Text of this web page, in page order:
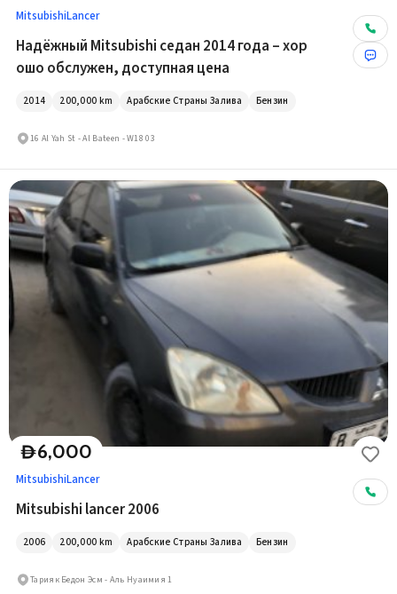
MitsubishiLancer
Надёжный Mitsubishi седан 2014 года – хор
ошо обслужен, доступная цена
2014 200,000 km Арабские Страны Залива Бензин
16 Al Yah St - Al Bateen - W18 03
D6,000
MitsubishiLancer
Mitsubishi lancer 2006
2006 200,000 km Арабские Страны Залива Бензин
Тарияк Бедон Эсм - Аль Нуаимия 1